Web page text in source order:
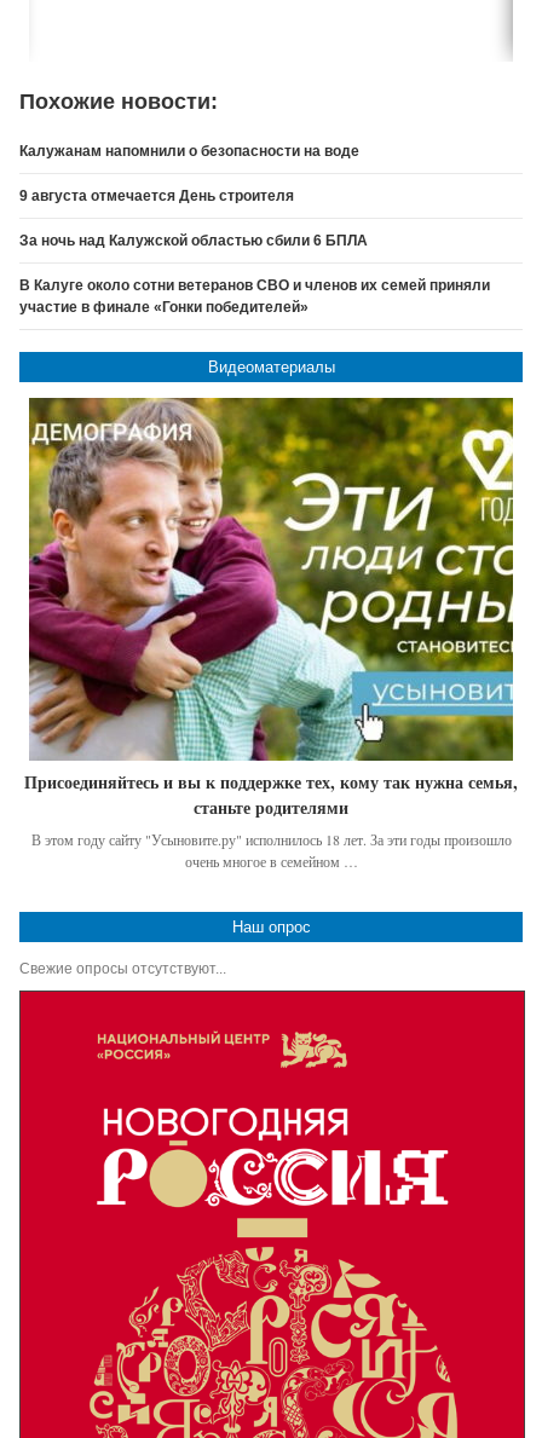
Похожие новости:
Калужанам напомнили о безопасности на воде
9 августа отмечается День строителя
За ночь над Калужской областью сбили 6 БПЛА
В Калуге около сотни ветеранов СВО и членов их семей приняли
участие в финале «Гонки победителей»
Видеоматериалы
Присоединяйтесь и вы к поддержке тех, кому так нужна семья,
станьте родителями
В этом году сайту "Усыновите.ру" исполнилось 18 лет. За эти годы произошло
очень многое в семейном …
Наш опрос
Свежие опросы отсутствуют...